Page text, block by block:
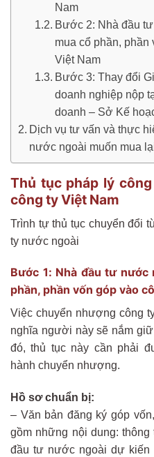
Nam
Bước 2: Nhà đầu
mua cổ phần, phần
Việt Nam
Bước 3: Thay đổi
doanh nghiệp nộp
doanh – Sở Kế
Dịch vụ tư vấn và thực
nước ngoài muốn mua
Thủ tục pháp lý
công ty Việt Nam
Trình tự thủ tục chuyển đổi
ty nước ngoài
Bước 1: Nhà đầu tư nước
phần, phần vốn góp vào
Việc chuyển nhượng công
nghĩa người này sẽ nắm
đó, thủ tục này cần phải
hành chuyển nhượng.
Hồ sơ chuẩn bị:
– Văn bản đăng ký góp
gồm những nội dung:
đầu tư nước ngoài dự kiến